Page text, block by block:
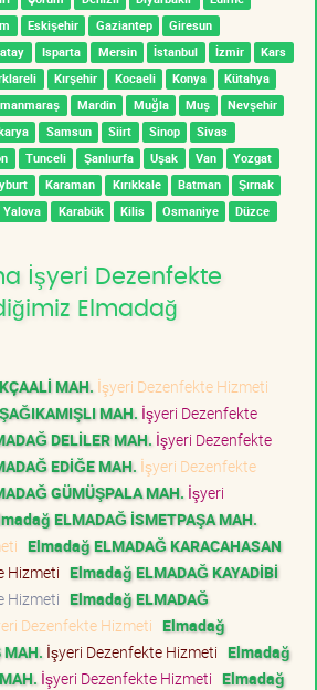
Eskişehir Gaziantep
Giresun
Isparta Mersin İstanbul İzmir
Kars
Kırşehir Kocaeli Konya
Kütahya
Mardin Muğla Muş
Nevşehir
Samsun Siirt Sinop
Sivas
Tunceli Şanlıurfa Uşak Van
Yozgat
Karaman Kırıkkale Batman
Şırnak
Yalova Karabük Kilis Osmaniye Düzce
İşyeri Dezenfekte
Elmadağ
MAH. İşyeri Dezenfekte Hizmeti
MAH. İşyeri Dezenfekte
DELİLER MAH. İşyeri Dezenfekte
EDİĞE MAH. İşyeri Dezenfekte
GÜMÜŞPALA MAH. İşyeri
ELMADAĞ İSMETPAŞA MAH.
Elmadağ ELMADAĞ KARACAHASAN
Hizmeti Elmadağ ELMADAĞ KAYADİBİ
Hizmeti Elmadağ ELMADAĞ
Dezenfekte Hizmeti Elmadağ
MAH. İşyeri Dezenfekte Hizmeti Elmadağ
İşyeri Dezenfekte Hizmeti Elmadağ